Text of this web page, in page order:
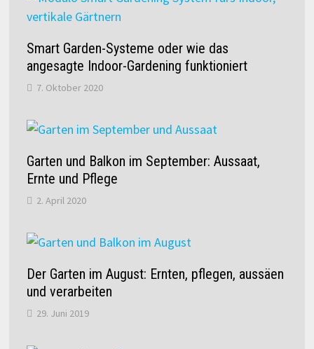
Smart Garden-Systeme oder wie das
angesagte Indoor-Gardening funktioniert
7. Oktober 2020
Garten und Balkon im September: Aussaat,
Ernte und Pflege
2. April 2020
Der Garten im August: Ernten, pflegen, aussäen
und verarbeiten
29. Juni 2019